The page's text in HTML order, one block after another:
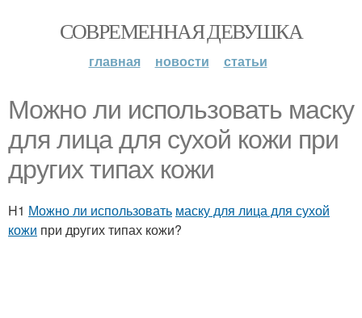
СОВРЕМЕННАЯ ДЕВУШКА
главная новости статьи
Можно ли использовать маску
для лица для сухой кожи при
других типах кожи
H1 Можно ли использовать маску для лица для сухой
кожи при других типах кожи?